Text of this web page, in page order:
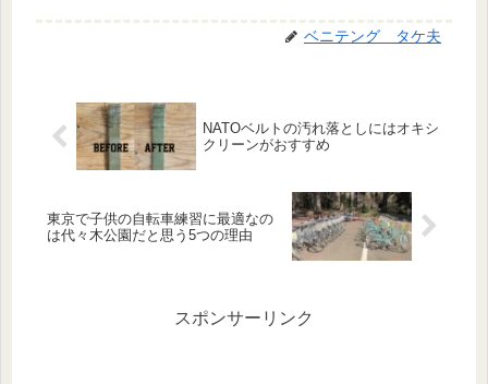
ベニテング タケ夫
NATOベルトの汚れ落としにはオキシ
クリーンがおすすめ
東京で子供の自転車練習に最適なの
は代々木公園だと思う5つの理由
スポンサーリンク